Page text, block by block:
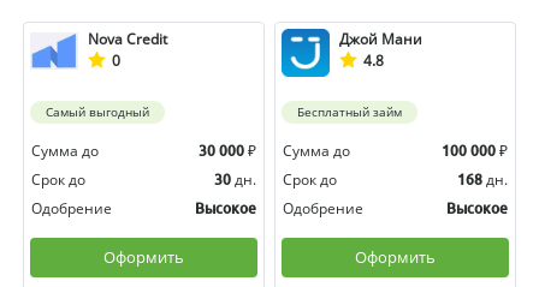
Nova Credit
0
Самый выгодный
Сумма до 30 000 ₽
Срок до
30 дн.
Одобрение
Высокое
Оформить
Джой Мани
4.8
Бесплатный займ
Сумма до 100 000 ₽
Срок до
168 дн.
Одобрение
Высокое
Оформить